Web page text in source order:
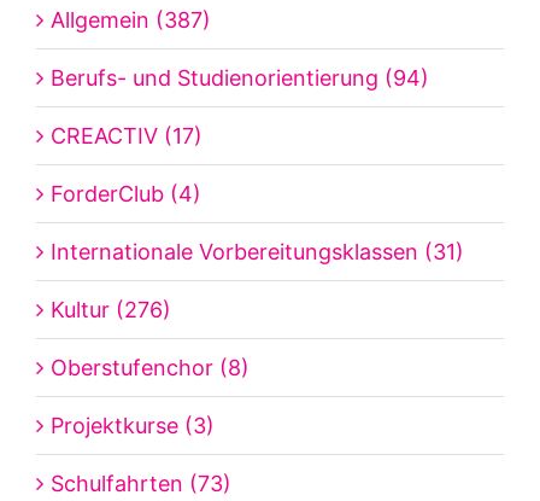
Allgemein (387)
Berufs- und Studienorientierung (94)
CREACTIV (17)
ForderClub (4)
Internationale Vorbereitungsklassen (31)
Kultur (276)
Oberstufenchor (8)
Projektkurse (3)
Schulfahrten (73)